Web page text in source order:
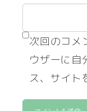
次回のコメ
ウザーに自
ス、サイト